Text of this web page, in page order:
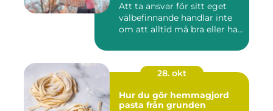
Att ta ansvar för sitt eget
välbefinnande handlar inte
om att alltid må bra eller ha...
28. okt
Hur du gör hemmagjord
pasta från grunden